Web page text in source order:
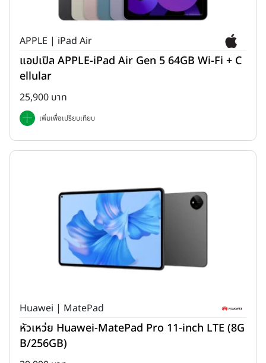
APPLE | iPad Air
แอปเปิล APPLE-iPad Air Gen 5 64GB Wi-Fi + C
ellular
25,900 บาท
เพิ่มเพื่อเปรียบเทียบ
Huawei | MatePad
หัวเหว่ย Huawei-MatePad Pro 11-inch LTE (8G
B/256GB)